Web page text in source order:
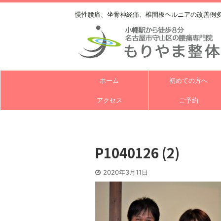
慢性腰痛、坐骨神経痛、椎間板ヘルニアの改善例
ホーム 初めての方へ
アクセス ご予約
P1040126 (2)
2020年3月11日